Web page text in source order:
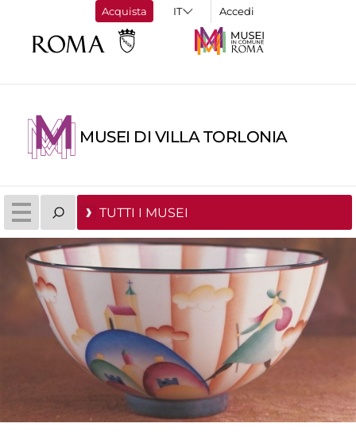
Acquista Accedi
MUSEI DI VILLA TORLONIA
TUTTI I MUSEI